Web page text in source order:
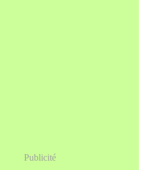
Publicité